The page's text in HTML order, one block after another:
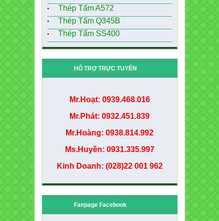
Thép Tấm A572
Thép Tấm Q345B
Thép Tấm SS400
HỔ TRỢ TRỰC TUYẾN
Mr.Hoạt: 0939.468.016
Mr.Phát: 0932.451.839
Mr.Hoàng: 0938.814.992
Ms.Huyền: 0931.335.997
Kinh Doanh: (028)22 001 962
Fanpage Facebook